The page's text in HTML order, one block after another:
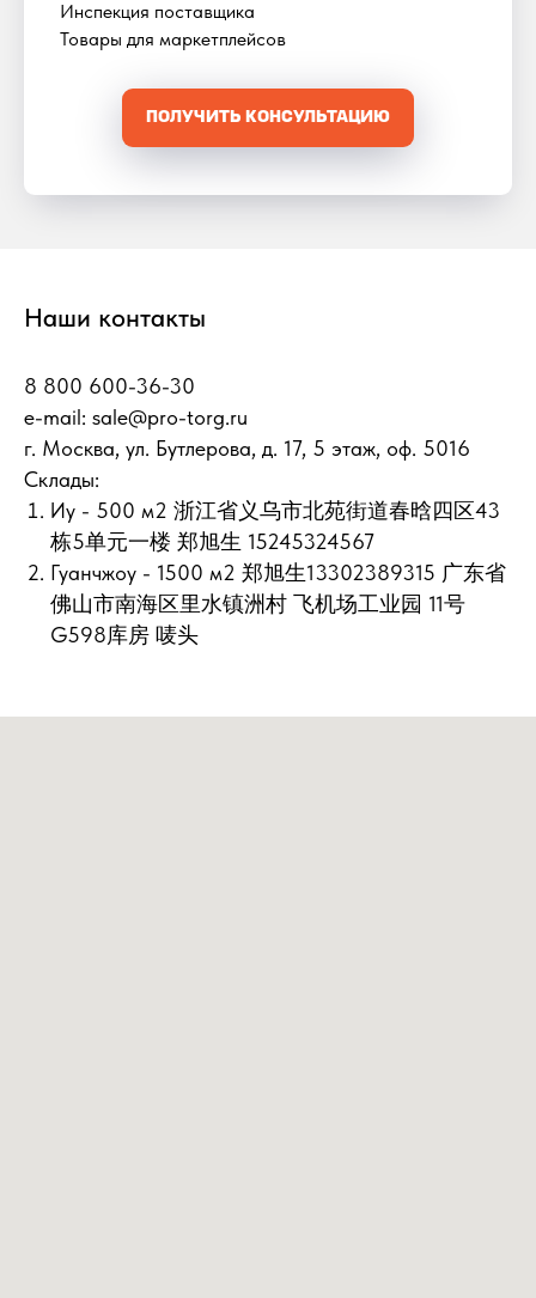
Инспекция поставщика
Товары для маркетплейсов
ПОЛУЧИТЬ КОНСУЛЬТАЦИЮ
Наши контакты
8 800 600-36-30
e-mail: sale@pro-torg.ru
г. Москва, ул. Бутлерова, д. 17, 5 этаж, оф. 5016
Склады:
Иу - 500 м2 浙江省义乌市北苑街道春晗四区43
栋5单元一楼 郑旭生 15245324567
Гуанчжоу - 1500 м2 郑旭生13302389315 广东省
佛山市南海区里水镇洲村 飞机场工业园 11号
G598库房 唛头